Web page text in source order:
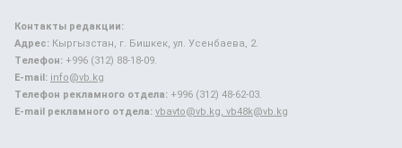
Контакты редакции:
Адрес: Кыргызстан, г. Бишкек, ул. Усенбаева, 2.
Телефон: +996 (312) 88-18-09.
E-mail: info@vb.kg
Телефон рекламного отдела: +996 (312) 48-62-03.
E-mail рекламного отдела: vbavto@vb.kg, vb48k@vb.kg